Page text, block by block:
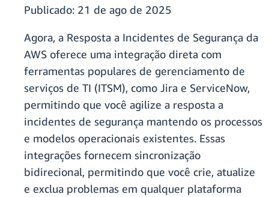
Publicado: 21 de ago de 2025
Agora, a Resposta a Incidentes de Segurança da
AWS oferece uma integração direta com
ferramentas populares de gerenciamento de
serviços de TI (ITSM), como Jira e ServiceNow,
permitindo que você agilize a resposta a
incidentes de segurança mantendo os processos
e modelos operacionais existentes. Essas
integrações fornecem sincronização
bidirecional, permitindo que você crie, atualize
e exclua problemas em qualquer plataforma